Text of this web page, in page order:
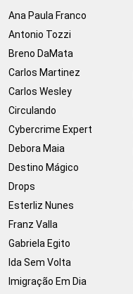
Ana Paula Franco
Antonio Tozzi
Breno DaMata
Carlos Martinez
Carlos Wesley
Circulando
Cybercrime Expert
Debora Maia
Destino Mágico
Drops
Esterliz Nunes
Franz Valla
Gabriela Egito
Ida Sem Volta
Imigração Em Dia